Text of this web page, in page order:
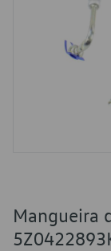
Mangueira